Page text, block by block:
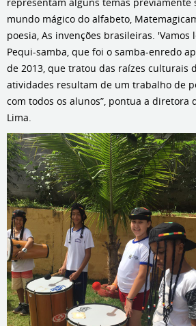
mundo mágico do alfabeto,
poesia, As invenções brasileiras.
Pequi-samba, que foi o samba-enredo
de 2013, que tratou das raízes culturais
atividades resultam de um trabalho de
com todos os alunos”, pontua a diretora
Lima.